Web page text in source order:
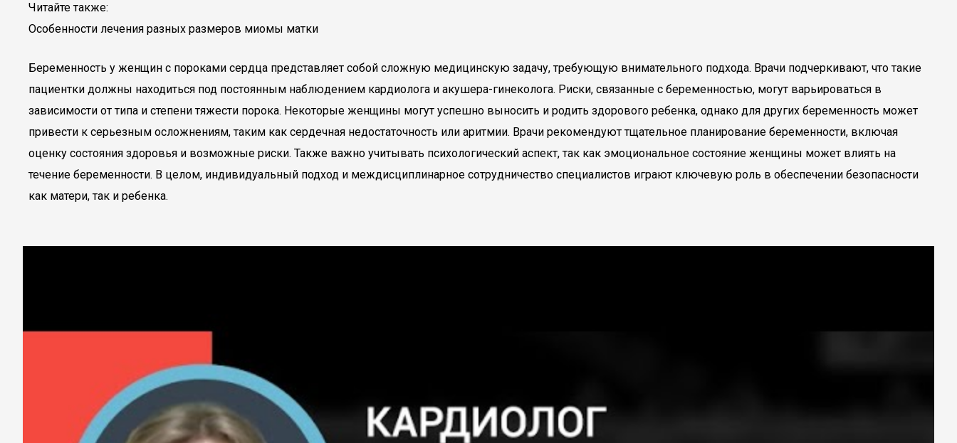
Читайте также:
Особенности лечения разных размеров миомы матки
Беременность у женщин с пороками сердца представляет собой сложную медицинскую задачу, требующую внимательного подхода. Врачи подчеркивают, что такие
пациентки должны находиться под постоянным наблюдением кардиолога и акушера-гинеколога. Риски, связанные с беременностью, могут варьироваться в
зависимости от типа и степени тяжести порока. Некоторые женщины могут успешно выносить и родить здорового ребенка, однако для других беременность может
привести к серьезным осложнениям, таким как сердечная недостаточность или аритмии. Врачи рекомендуют тщательное планирование беременности, включая
оценку состояния здоровья и возможные риски. Также важно учитывать психологический аспект, так как эмоциональное состояние женщины может влиять на
течение беременности. В целом, индивидуальный подход и междисциплинарное сотрудничество специалистов играют ключевую роль в обеспечении безопасности
как матери, так и ребенка.